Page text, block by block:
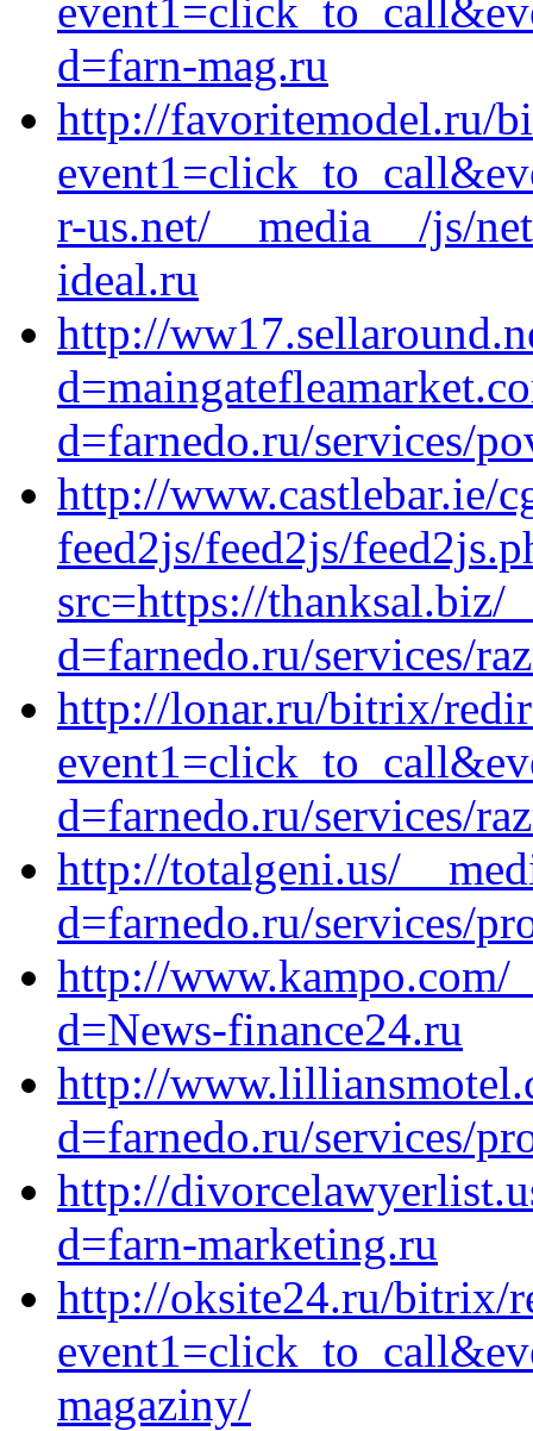
d=farn-mag.ru
http://favoritemodel.ru/
r-us.net/__media__/js/
ideal.ru
http://
d=farnedo.ru/services/
http://www.castlebar.ie/
feed2js/feed2js/
src=https://thanksal.biz/
d=farnedo.ru/services/
http://lonar.ru/bitrix/
d=farnedo.ru/services/
http://totalgeni.us/
d=farnedo.ru/services/
http://www.kampo.com/
d=News-finance24.ru
http://
d=farnedo.ru/services/
http://
d=farn-marketing.ru
http://oksite24.ru/bitrix/
magaziny/